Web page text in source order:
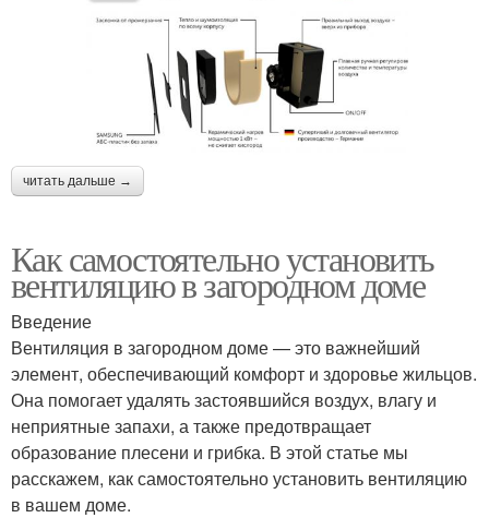
читать дальше →
Как самостоятельно установить
вентиляцию в загородном доме
Введение
Вентиляция в загородном доме — это важнейший
элемент, обеспечивающий комфорт и здоровье жильцов.
Она помогает удалять застоявшийся воздух, влагу и
неприятные запахи, а также предотвращает
образование плесени и грибка. В этой статье мы
расскажем, как самостоятельно установить вентиляцию
в вашем доме.